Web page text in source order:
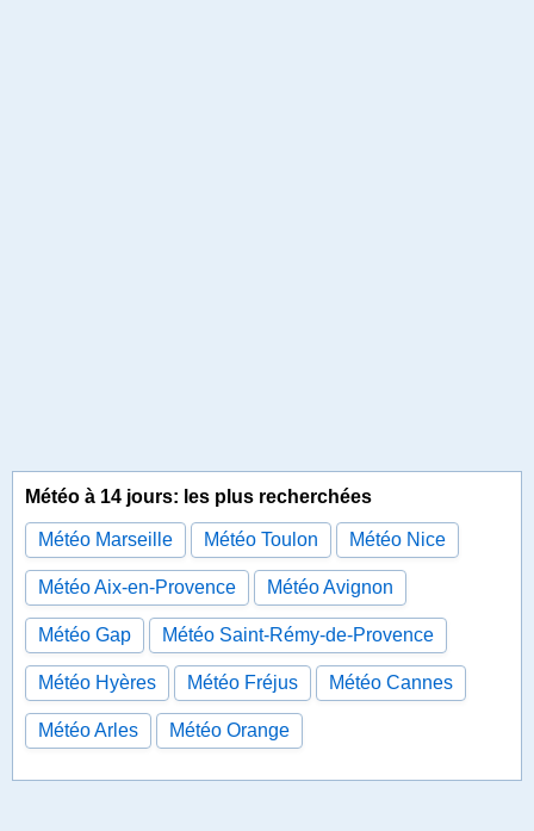
Météo à 14 jours: les plus recherchées
Météo Marseille Météo Toulon Météo Nice
Météo Aix-en-Provence Météo Avignon
Météo Gap Météo Saint-Rémy-de-Provence
Météo Hyères Météo Fréjus Météo Cannes
Météo Arles Météo Orange